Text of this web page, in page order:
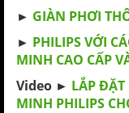
► GIÀN PHƠI
► PHILIPS VỚI
MINH CAO CẤP
Video ► LẮP
MINH PHILIPS